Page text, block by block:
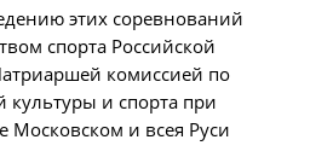
этих соревнований
спорта Российской
комиссией по
культуры и спорта при
Московском и всея Руси